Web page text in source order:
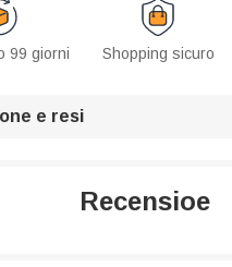
99 giorni Shopping sicuro
e resi
Recensioe